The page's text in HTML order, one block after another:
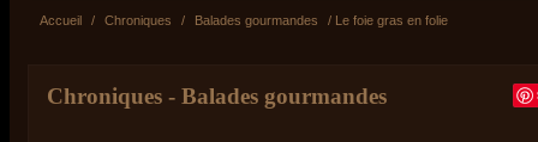
Accueil / Chroniques / Balades gourmandes / Le foie gras en folie
Chroniques - Balades gourmandes